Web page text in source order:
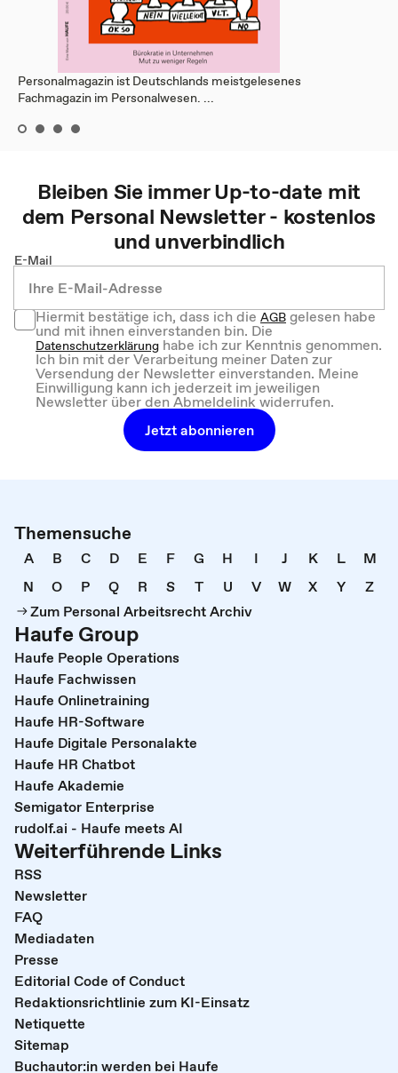
Personalmagazin ist Deutschlands meistgelesenes
Fachmagazin im Personalwesen. ...
Bleiben Sie immer Up-to-date mit
dem Personal Newsletter - kostenlos
und unverbindlich
E-Mail
Hiermit bestätige ich, dass ich dieAGBgelesen habe
und mit ihnen einverstanden bin. Die
Datenschutzerklärung habe ich zur Kenntnis genommen.
Ich bin mit der Verarbeitung meiner Daten zur
Versendung der Newsletter einverstanden. Meine
Einwilligung kann ich jederzeit im jeweiligen
Newsletter über den Abmeldelink widerrufen.
Jetzt abonnieren
Themensuche
A B C D E F G H I J K L
M
N
O P Q R S T U V W X Y
Z
Zum Personal Arbeitsrecht Archiv
Haufe Group
Haufe People Operations
Haufe Fachwissen
Haufe Onlinetraining
Haufe HR-Software
Haufe Digitale Personalakte
Haufe HR Chatbot
Haufe Akademie
Semigator Enterprise
rudolf.ai - Haufe meets AI
Weiterführende Links
RSS
Newsletter
FAQ
Mediadaten
Presse
Editorial Code of Conduct
Redaktionsrichtlinie zum KI-Einsatz
Netiquette
Sitemap
Buchautor:in werden bei Haufe